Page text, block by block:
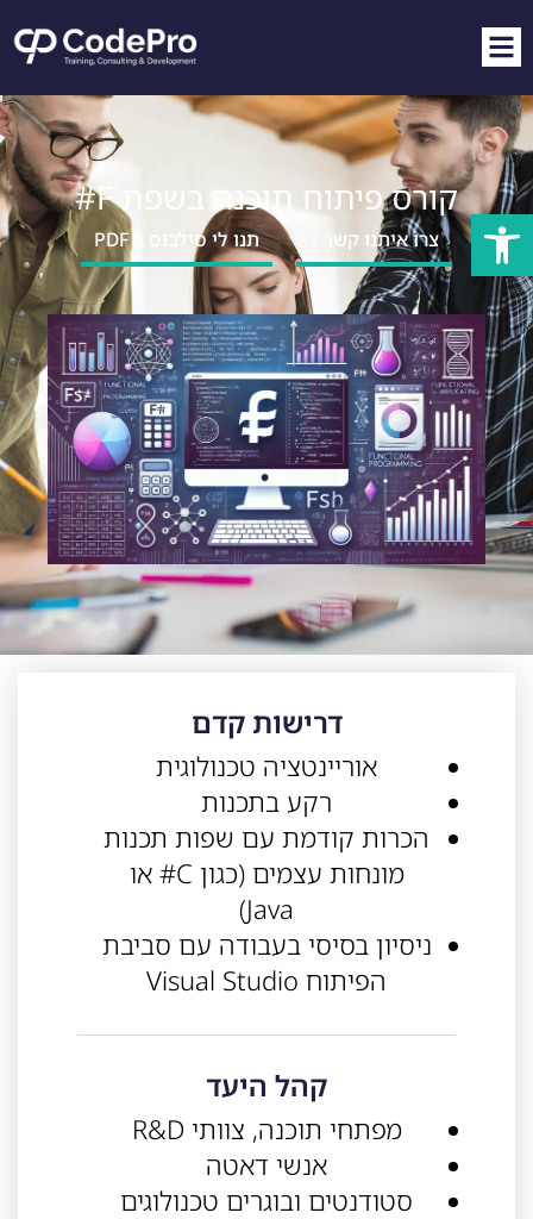
פתח סרגל נגישות
קורס פיתוח תוכנה בשפת F#
צרו איתנו קשר ↓ תנו לי סילבוס ב PDF
דרישות קדם
אוריינטציה טכנולוגית
רקע בתכנות
הכרות קודמת עם שפות תכנות
מונחות עצמים (כגון C# או
Java)
ניסיון בסיסי בעבודה עם סביבת
הפיתוח Visual Studio
קהל היעד
מפתחי תוכנה, צוותי R&D
אנשי דאטה
סטודנטים ובוגרים טכנולוגים